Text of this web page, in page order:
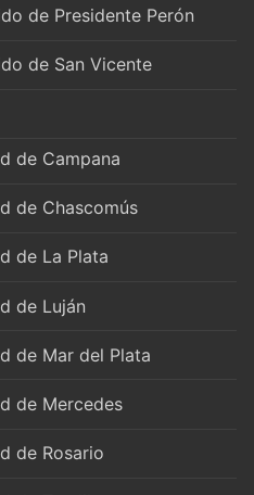
de Presidente Perón
de San Vicente
de Campana
de Chascomús
de La Plata
de Luján
de Mar del Plata
de Mercedes
de Rosario